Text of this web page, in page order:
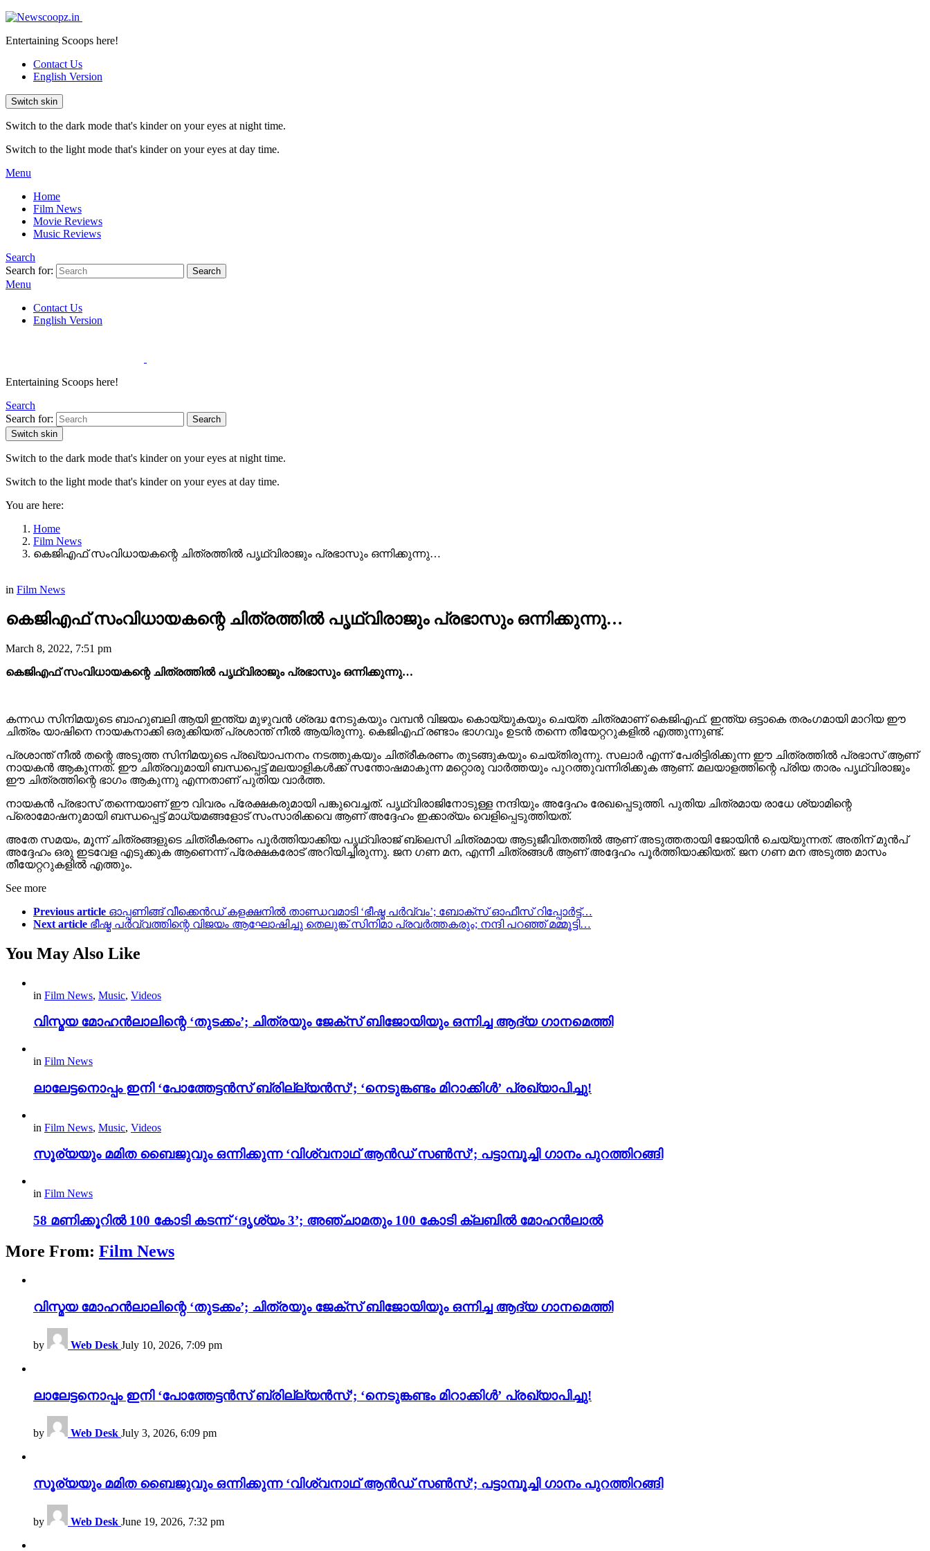
Entertaining Scoops here!
Contact Us
English Version
Switch skin
Switch to the dark mode that's kinder on your eyes at night time.
Switch to the light mode that's kinder on your eyes at day time.
Menu
Home
Film News
Movie Reviews
Music Reviews
Search
Search for:
Search
Menu
Contact Us
English Version
Entertaining Scoops here!
Search
Search for:
Search
Switch skin
Switch to the dark mode that's kinder on your eyes at night time.
Switch to the light mode that's kinder on your eyes at day time.
You are here:
Home
Film News
കെജിഎഫ് സംവിധായകന്റെ ചിത്രത്തിൽ പൃഥ്വിരാജും പ്രഭാസും ഒന്നിക്കുന്നു…
in Film News
കെജിഎഫ് സംവിധായകന്റെ ചിത്രത്തിൽ പൃഥ്വിരാജും പ്രഭാസും ഒന്നിക്കുന്നു…
March 8, 2022, 7:51 pm
കെജിഎഫ് സംവിധായകന്റെ ചിത്രത്തിൽ പൃഥ്വിരാജും പ്രഭാസും ഒന്നിക്കുന്നു…
കന്നഡ സിനിമയുടെ ബാഹുബലി ആയി ഇന്ത്യ മുഴുവൻ ശ്രദ്ധ നേടുകയും വമ്പൻ വിജയം കൊയ്യുകയും ചെയ്ത ചിത്രമാണ് കെജിഎഫ്. ഇന്ത്യ ഒട്ടാകെ തരംഗമായി മാറിയ ഈ
ചിത്രം യാഷിനെ നായകനാക്കി ഒരുക്കിയത് പ്രശാന്ത് നീൽ ആയിരുന്നു. കെജിഎഫ് രണ്ടാം ഭാഗവും ഉടൻ തന്നെ തീയേറ്ററുകളിൽ എത്തുന്നുണ്ട്.
പ്രശാന്ത് നീൽ തന്റെ അടുത്ത സിനിമയുടെ പ്രഖ്യാപനനം നടത്തുകയും ചിത്രീകരണം തുടങ്ങുകയും ചെയ്തിരുന്നു. സലാർ എന്ന് പേരിട്ടിരിക്കുന്ന ഈ ചിത്രത്തിൽ പ്രഭാസ് ആണ്
നായകൻ ആകുന്നത്. ഈ ചിത്രവുമായി ബന്ധപ്പെട്ട് മലയാളികൾക്ക് സന്തോഷമാകുന്ന മറ്റൊരു വാർത്തയും പുറത്തുവന്നിരിക്കുക ആണ്. മലയാളത്തിന്റെ പ്രിയ താരം പൃഥ്വിരാജും
ഈ ചിത്രത്തിന്റെ ഭാഗം ആകുന്നു എന്നതാണ് പുതിയ വാർത്ത.
നായകൻ പ്രഭാസ് തന്നെയാണ് ഈ വിവരം പ്രേക്ഷകരുമായി പങ്കുവെച്ചത്. പൃഥ്വിരാജിനോടുള്ള നന്ദിയും അദ്ദേഹം രേഖപ്പെടുത്തി. പുതിയ ചിത്രമായ രാധേ ശ്യാമിന്റെ
പ്രൊമോഷനുമായി ബന്ധപ്പെട്ട് മാധ്യമങ്ങളോട് സംസാരിക്കവെ ആണ് അദ്ദേഹം ഇക്കാര്യം വെളിപ്പെടുത്തിയത്.
അതേ സമയം, മൂന്ന് ചിത്രങ്ങളുടെ ചിത്രീകരണം പൂർത്തിയാക്കിയ പൃഥ്വിരാജ് ബ്ലെസി ചിത്രമായ ആടുജീവിതത്തിൽ ആണ് അടുത്തതായി ജോയിൻ ചെയ്യുന്നത്. അതിന് മുൻപ്
അദ്ദേഹം ഒരു ഇടവേള എടുക്കുക ആണെന്ന് പ്രേക്ഷകരോട് അറിയിച്ചിരുന്നു. ജന ഗണ മന, എന്നീ ചിത്രങ്ങൾ ആണ് അദ്ദേഹം പൂർത്തിയാക്കിയത്. ജന ഗണ മന അടുത്ത മാസം
തീയേറ്ററുകളിൽ എത്തും.
See more
Previous article ഓപ്പണിങ്ങ് വീക്കെൻഡ് കളക്ഷനിൽ താണ്ഡവമാടി ‘ഭീഷ്മ പർവ്വം’; ബോക്സ് ഓഫീസ് റിപ്പോർട്ട്…
Next article ഭീഷ്മ പർവ്വത്തിന്റെ വിജയം ആഘോഷിച്ചു തെലുങ്ക് സിനിമാ പ്രവർത്തകരും; നന്ദി പറഞ്ഞ് മമ്മൂട്ടി…
You May Also Like
in Film News, Music, Videos
വിസ്മയ മോഹൻലാലിന്റെ ‘തുടക്കം’; ചിത്രയും ജേക്സ് ബിജോയിയും ഒന്നിച്ച ആദ്യ ഗാനമെത്തി
in Film News
ലാലേട്ടനൊപ്പം ഇനി ‘പോത്തേട്ടൻസ് ബ്രില്ല്യൻസ്’; ‘നെടുങ്കണ്ടം മിറാക്കിൾ’ പ്രഖ്യാപിച്ചു!
in Film News, Music, Videos
സൂര്യയും മമിത ബൈജുവും ഒന്നിക്കുന്ന ‘വിശ്വനാഥ് ആൻഡ് സൺസ്’; പട്ടാമ്പൂച്ചി ഗാനം പുറത്തിറങ്ങി
in Film News
58 മണിക്കൂറിൽ 100 കോടി കടന്ന് ‘ദൃശ്യം 3’; അഞ്ചാമതും 100 കോടി ക്ലബിൽ മോഹൻലാൽ
More From: Film News
വിസ്മയ മോഹൻലാലിന്റെ ‘തുടക്കം’; ചിത്രയും ജേക്സ് ബിജോയിയും ഒന്നിച്ച ആദ്യ ഗാനമെത്തി
by Web Desk July 10, 2026, 7:09 pm
ലാലേട്ടനൊപ്പം ഇനി ‘പോത്തേട്ടൻസ് ബ്രില്ല്യൻസ്’; ‘നെടുങ്കണ്ടം മിറാക്കിൾ’ പ്രഖ്യാപിച്ചു!
by Web Desk July 3, 2026, 6:09 pm
സൂര്യയും മമിത ബൈജുവും ഒന്നിക്കുന്ന ‘വിശ്വനാഥ് ആൻഡ് സൺസ്’; പട്ടാമ്പൂച്ചി ഗാനം പുറത്തിറങ്ങി
by Web Desk June 19, 2026, 7:32 pm